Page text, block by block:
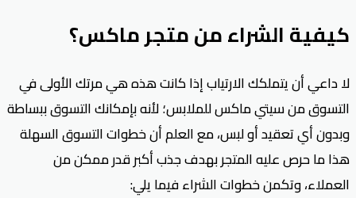
كيفية الشراء من متجر ماكس؟
لا داعي أن يتملكك الارتياب إذا كانت هذه هي مرتك الأولى في
التسوق من سيتي ماكس للملابس؛ لأنه بإمكانك التسوق ببساطة
وبدون أي تعقيد أو لبس، مع العلم أن خطوات التسوق السهلة
هذا ما حرص عليه المتجر بهدف جذب أكبر قدر ممكن من
العملاء، وتكمن خطوات الشراء فيما يلي: